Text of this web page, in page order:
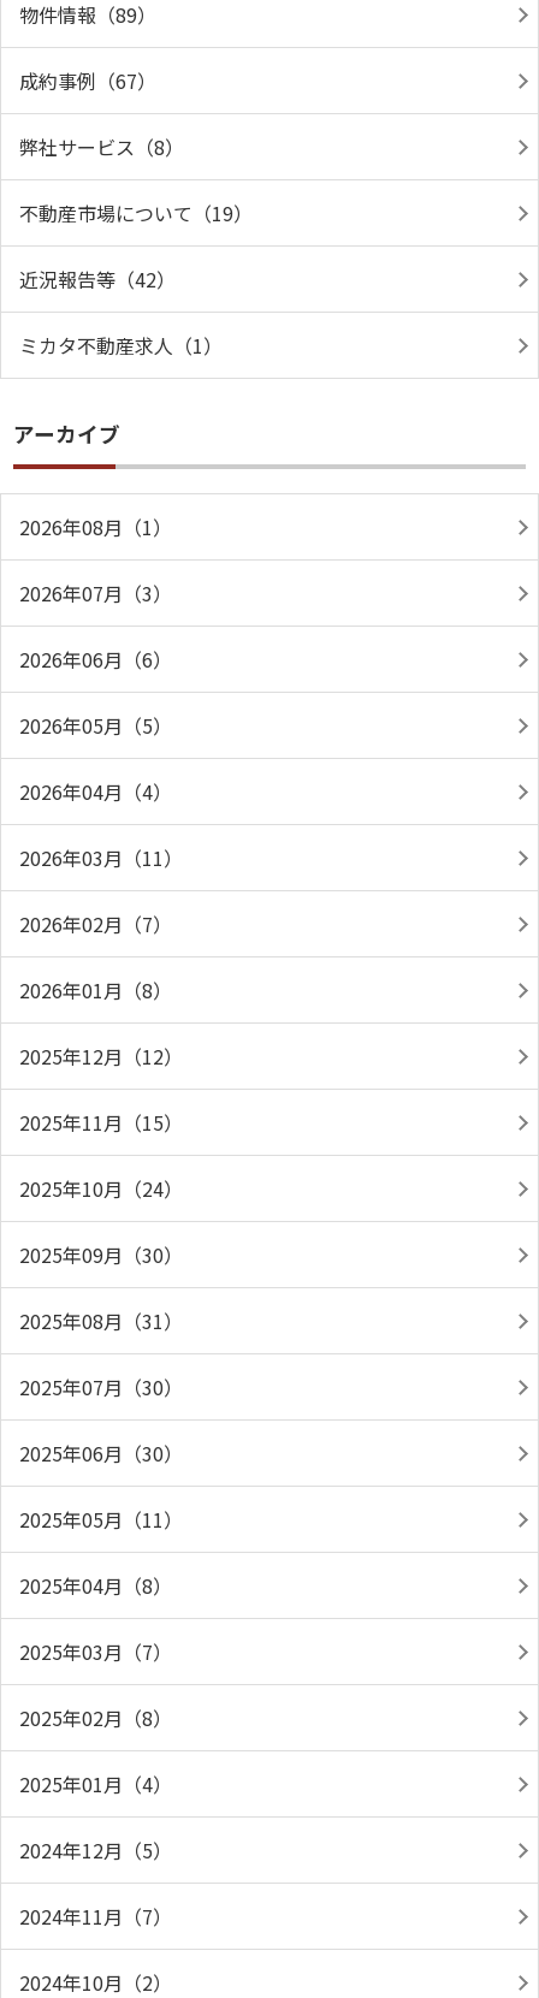
物件情報（89）
成約事例（67）
弊社サービス（8）
不動産市場について（19）
近況報告等（42）
ミカタ不動産求人（1）
アーカイブ
2026年08月（1）
2026年07月（3）
2026年06月（6）
2026年05月（5）
2026年04月（4）
2026年03月（11）
2026年02月（7）
2026年01月（8）
2025年12月（12）
2025年11月（15）
2025年10月（24）
2025年09月（30）
2025年08月（31）
2025年07月（30）
2025年06月（30）
2025年05月（11）
2025年04月（8）
2025年03月（7）
2025年02月（8）
2025年01月（4）
2024年12月（5）
2024年11月（7）
2024年10月（2）